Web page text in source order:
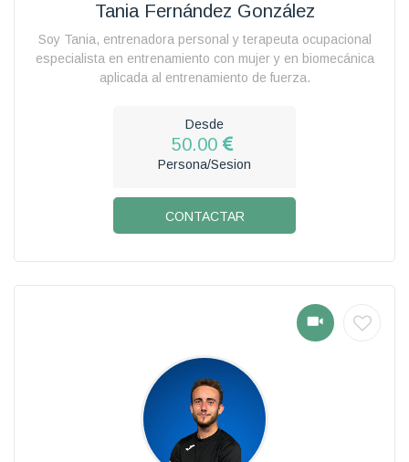
Tania Fernández González
Soy Tania, entrenadora personal y terapeuta ocupacional
especialista en entrenamiento con mujer y en biomecánica
aplicada al entrenamiento de fuerza.
Desde
50.00
Persona/Sesion
CONTACTAR